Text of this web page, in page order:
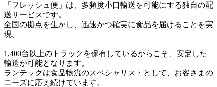
「フレッシュ便」は、多頻度小口輸送を可能にする独自の配
送サービスです。
全国の拠点を生かし、迅速かつ確実に食品を届けることを実
現。
1,400台以上のトラックを保有しているからこそ、安定した
輸送が可能となります。
ランテックは食品物流のスペシャリストとして、お客さまの
ニーズに応え続けています。